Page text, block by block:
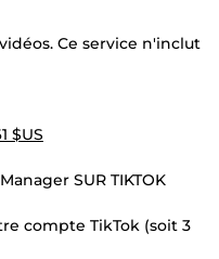
Ce service n'inclut
$US
SUR TIKTOK
compte TikTok (soit 3